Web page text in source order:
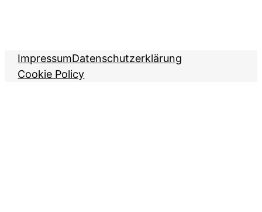
ImpressumDatenschutzerklärung
Cookie Policy